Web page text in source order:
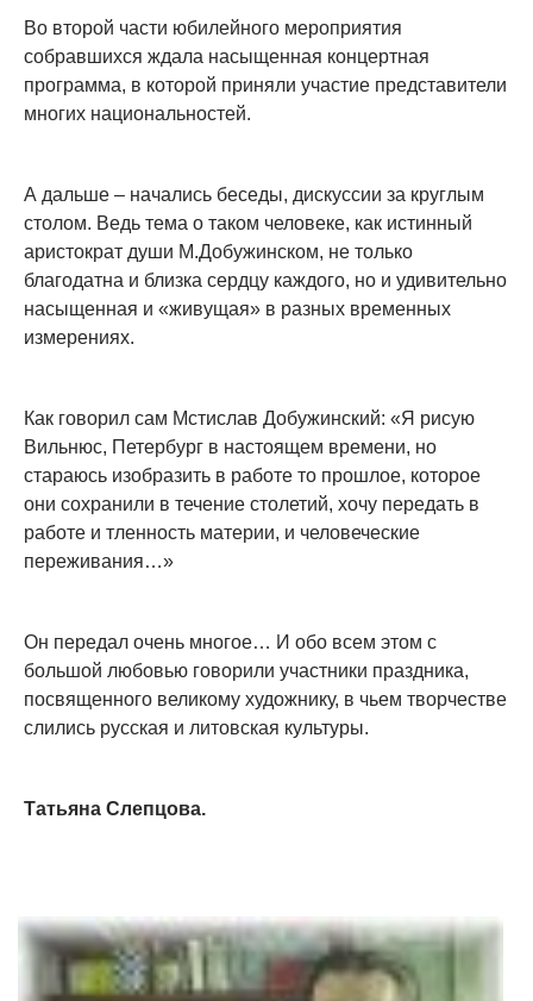
Во второй части юбилейного мероприятия
собравшихся ждала насыщенная концертная
программа, в которой приняли участие представители
многих национальностей.
А дальше – начались беседы, дискуссии за круглым
столом. Ведь тема о таком человеке, как истинный
аристократ души М.Добужинском, не только
благодатна и близка сердцу каждого, но и удивительно
насыщенная и «живущая» в разных временных
измерениях.
Как говорил сам Мстислав Добужинский: «Я рисую
Вильнюс, Петербург в настоящем времени, но
стараюсь изобразить в работе то прошлое, которое
они сохранили в течение столетий, хочу передать в
работе и тленность материи, и человеческие
переживания…»
Он передал очень многое… И обо всем этом с
большой любовью говорили участники праздника,
посвященного великому художнику, в чьем творчестве
слились русская и литовская культуры.
Татьяна Слепцова.